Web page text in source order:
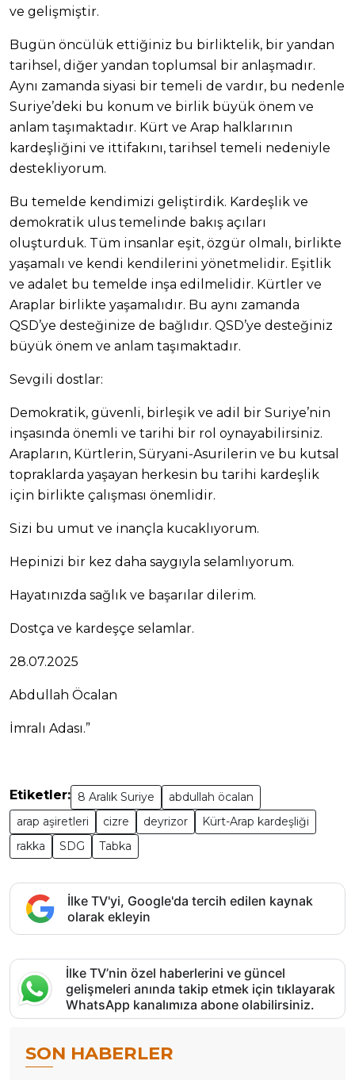
ve gelişmiştir.
Bugün öncülük ettiğiniz bu birliktelik, bir yandan
tarihsel, diğer yandan toplumsal bir anlaşmadır.
Aynı zamanda siyasi bir temeli de vardır, bu nedenle
Suriye’deki bu konum ve birlik büyük önem ve
anlam taşımaktadır. Kürt ve Arap halklarının
kardeşliğini ve ittifakını, tarihsel temeli nedeniyle
destekliyorum.
Bu temelde kendimizi geliştirdik. Kardeşlik ve
demokratik ulus temelinde bakış açıları
oluşturduk. Tüm insanlar eşit, özgür olmalı, birlikte
yaşamalı ve kendi kendilerini yönetmelidir. Eşitlik
ve adalet bu temelde inşa edilmelidir. Kürtler ve
Araplar birlikte yaşamalıdır. Bu aynı zamanda
QSD’ye desteğinize de bağlıdır. QSD’ye desteğiniz
büyük önem ve anlam taşımaktadır.
Sevgili dostlar:
Demokratik, güvenli, birleşik ve adil bir Suriye’nin
inşasında önemli ve tarihi bir rol oynayabilirsiniz.
Arapların, Kürtlerin, Süryani-Asurilerin ve bu kutsal
topraklarda yaşayan herkesin bu tarihi kardeşlik
için birlikte çalışması önemlidir.
Sizi bu umut ve inançla kucaklıyorum.
Hepinizi bir kez daha saygıyla selamlıyorum.
Hayatınızda sağlık ve başarılar dilerim.
Dostça ve kardeşçe selamlar.
28.07.2025
Abdullah Öcalan
İmralı Adası.”
Etiketler: 8 Aralık Suriye
abdullah öcalan
arap aşiretleri
cizre deyrizor
Kürt-Arap kardeşliği
rakka
SDG Tabka
İlke TV'yi, Google'da tercih edilen kaynak
olarak ekleyin
İlke TV’nin özel haberlerini ve güncel
gelişmeleri anında takip etmek için tıklayarak
WhatsApp kanalımıza abone olabilirsiniz.
SON HABERLER